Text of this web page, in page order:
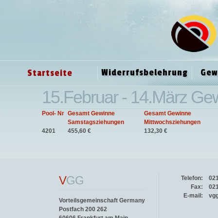
Startseite Widerrufsbelehrung
15.Februar - 14.März
Pool- Nr Gesamt Gewinne
Samstagsziehungen
Gesamt Gewinne
Mittwochsziehungen
4201
455,60 € 132,30 €
VGG
Vorteilsgemeinschaft Germany
Postfach 200 262
Telefon:
Fax:
E-mail: